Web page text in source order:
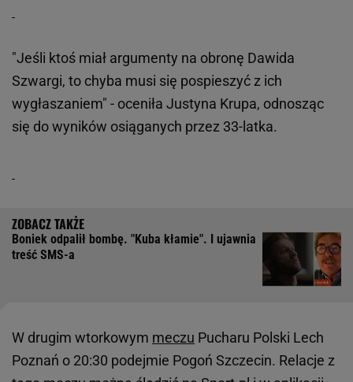
"Jeśli ktoś miał argumenty na obronę Dawida
Szwargi, to chyba musi się pospieszyć z ich
wygłaszaniem" - oceniła Justyna Krupa, odnosząc
się do wyników osiąganych przez 33-latka.
Boniek odpalił bombę. "Kuba kłamie". I ujawnia
treść SMS-a
W drugim wtorkowym meczu Pucharu Polski Lech
Poznań o 20:30 podejmie Pogoń Szczecin. Relacje z